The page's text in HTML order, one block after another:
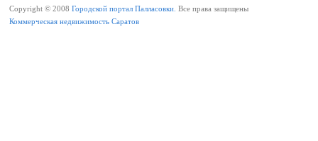
Copyright © 2008 Городской портал Палласовки. Все права защищены
Коммерческая недвижимость Саратов